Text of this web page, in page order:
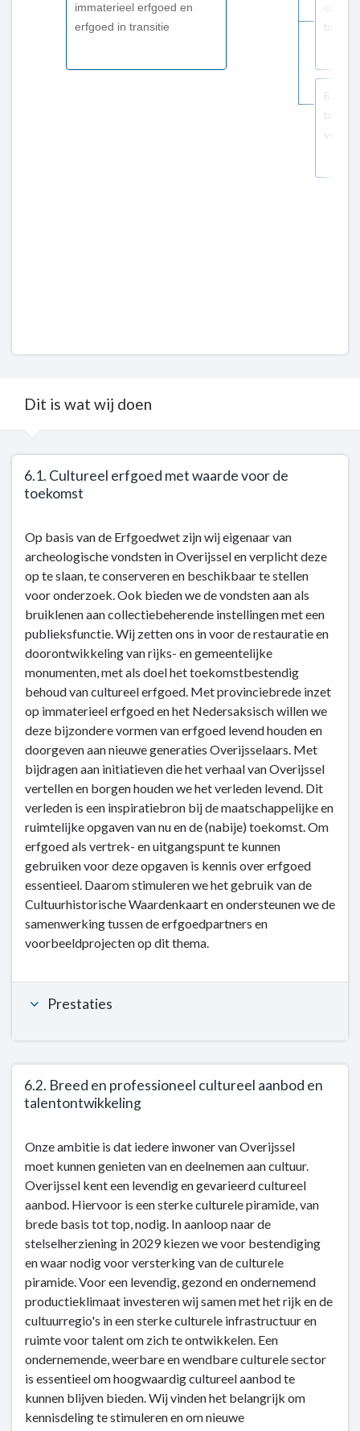
immaterieel erfgoed en
erfgoed in transitie
6.2.2.
Dit is wat wij doen
navigatie
Kerntaak
Cultuur
sociale
kwaliteit
doen
6.1. Cultureel erfgoed met waarde voor de
toekomst
naar
navigatie
Kerntaak
Cultuur
sociale
kwaliteit
Dit
wat
wij
doen
6.1.
Cultureel
erfgoed
met
waarde
voor
Op basis van de Erfgoedwet zijn wij eigenaar van
archeologische vondsten in Overijssel en verplicht deze
op te slaan, te conserveren en beschikbaar te stellen
voor onderzoek. Ook bieden we de vondsten aan als
bruiklenen aan collectiebeherende instellingen met een
publieksfunctie. Wij zetten ons in voor de restauratie en
doorontwikkeling van rijks- en gemeentelijke
monumenten, met als doel het toekomstbestendig
behoud van cultureel erfgoed. Met provinciebrede inzet
op immaterieel erfgoed en het Nedersaksisch willen we
deze bijzondere vormen van erfgoed levend houden en
doorgeven aan nieuwe generaties Overijsselaars. Met
bijdragen aan initiatieven die het verhaal van Overijssel
vertellen en borgen houden we het verleden levend. Dit
verleden is een inspiratiebron bij de maatschappelijke en
ruimtelijke opgaven van nu en de (nabije) toekomst. Om
erfgoed als vertrek- en uitgangspunt te kunnen
gebruiken voor deze opgaven is kennis over erfgoed
essentieel. Daarom stimuleren we het gebruik van de
Cultuurhistorische Waardenkaart en ondersteunen we de
samenwerking tussen de erfgoedpartners en
voorbeeldprojecten op dit thema.
Prestaties
6.2. Breed en professioneel cultureel aanbod en
talentontwikkeling
naar
navigatie
Kerntaak
Cultuur
sociale
kwaliteit
Dit
wat
wij
doen
Onze ambitie is dat iedere inwoner van Overijssel
moet kunnen genieten van en deelnemen aan cultuur.
Overijssel kent een levendig en gevarieerd cultureel
aanbod. Hiervoor is een sterke culturele piramide, van
brede basis tot top, nodig. In aanloop naar de
stelselherziening in 2029 kiezen we voor bestendiging
en waar nodig voor versterking van de culturele
piramide. Voor een levendig, gezond en ondernemend
productieklimaat investeren wij samen met het rijk en de
cultuurregio's in een sterke culturele infrastructuur en
ruimte voor talent om zich te ontwikkelen. Een
ondernemende, weerbare en wendbare culturele sector
is essentieel om hoogwaardig cultureel aanbod te
kunnen blijven bieden. Wij vinden het belangrijk om
kennisdeling te stimuleren en om nieuwe